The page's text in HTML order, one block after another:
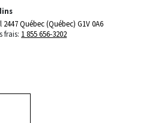
2447Québec (Québec) G1V 0A6
frais: 1 855 656-3202